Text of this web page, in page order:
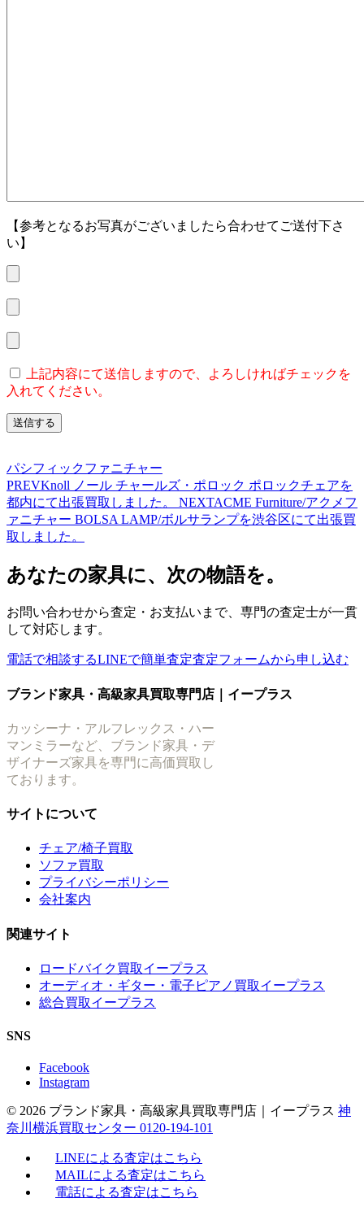
【参考となるお写真がございましたら合わせてご送付下さ
い】
上記内容にて送信しますので、よろしければチェックを
入れてください。
パシフィックファニチャー
PREVKnoll ノール チャールズ・ポロック ポロックチェアを
都内にて出張買取しました。 NEXTACME Furniture/アクメフ
ァニチャー BOLSA LAMP/ボルサランプを渋谷区にて出張買
取しました。
あなたの家具に、次の物語を。
お問い合わせから査定・お支払いまで、専門の査定士が一貫
して対応します。
電話で相談するLINEで簡単査定査定フォームから申し込む
ブランド家具・高級家具買取専門店｜イープラス
カッシーナ・アルフレックス・ハー
マンミラーなど、ブランド家具・デ
ザイナーズ家具を専門に高価買取し
ております。
サイトについて
チェア/椅子買取
ソファ買取
プライバシーポリシー
会社案内
関連サイト
ロードバイク買取イープラス
オーディオ・ギター・電子ピアノ買取イープラス
総合買取イープラス
SNS
Facebook
Instagram
© 2026 ブランド家具・高級家具買取専門店｜イープラス 神
奈川横浜買取センター 0120-194-101
LINEによる査定はこちら
MAILによる査定はこちら
電話による査定はこちら